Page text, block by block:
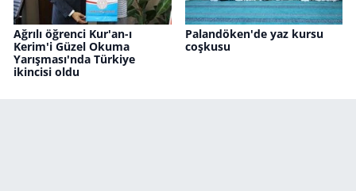
Ağrılı öğrenci Kur'an-ı
Kerim'i Güzel Okuma
Yarışması'nda Türkiye
ikincisi oldu
Palandöken'de yaz kursu
coşkusu